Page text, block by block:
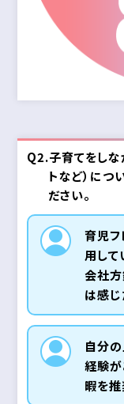
Q2.子育てをしな
トなど）につ
ださい。
育児
用して
会社方
は感じ
自分
経験
暇を推